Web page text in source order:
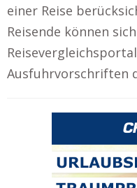
einer Reise
Reisende können
Ausfuhrvorschriften